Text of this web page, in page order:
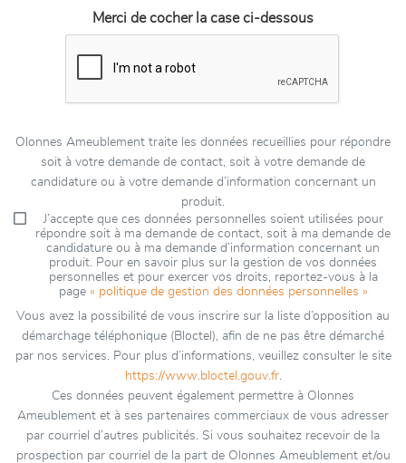
Merci de cocher la case ci-dessous
Olonnes Ameublement traite les données recueillies pour répondre
soit à votre demande de contact, soit à votre demande de
candidature ou à votre demande d’information concernant un
produit.
J’accepte que ces données personnelles soient utilisées pour
répondre soit à ma demande de contact, soit à ma demande de
candidature ou à ma demande d’information concernant un
produit. Pour en savoir plus sur la gestion de vos données
personnelles et pour exercer vos droits, reportez-vous à la
page « politique de gestion des données personnelles »
Vous avez la possibilité de vous inscrire sur la liste d’opposition au
démarchage téléphonique (Bloctel), afin de ne pas être démarché
par nos services. Pour plus d’informations, veuillez consulter le site
https://www.bloctel.gouv.fr.
Ces données peuvent également permettre à Olonnes
Ameublement et à ses partenaires commerciaux de vous adresser
par courriel d’autres publicités. Si vous souhaitez recevoir de la
prospection par courriel de la part de Olonnes Ameublement et/ou